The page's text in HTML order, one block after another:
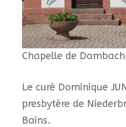
Chapelle de Dambach
Le curé Dominique
presbytère de
Bains.